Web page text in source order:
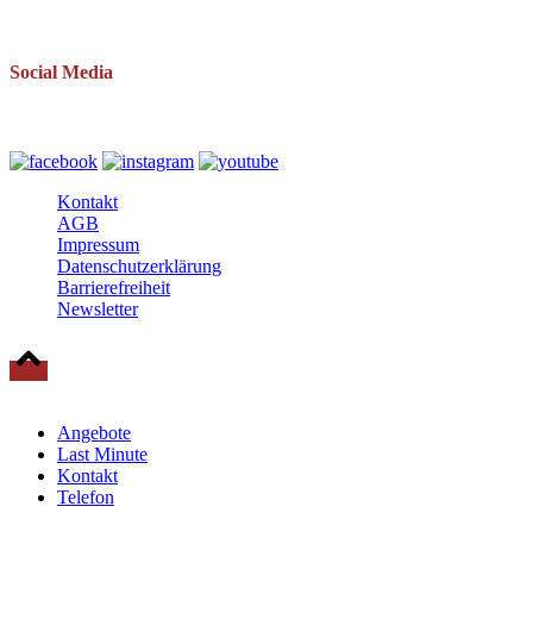
Social Media
Kontakt
AGB
Impressum
Datenschutzerklärung
Barrierefreiheit
Newsletter
Angebote
Last Minute
Kontakt
Telefon